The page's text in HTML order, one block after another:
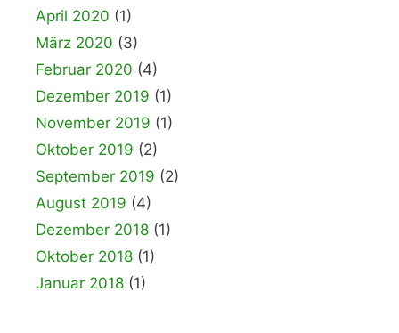
April 2020 (1)
März 2020 (3)
Februar 2020 (4)
Dezember 2019 (1)
November 2019 (1)
Oktober 2019 (2)
September 2019 (2)
August 2019 (4)
Dezember 2018 (1)
Oktober 2018 (1)
Januar 2018 (1)